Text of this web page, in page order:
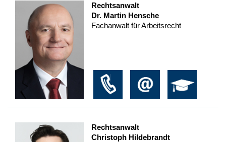
Rechtsanwalt
Dr. Martin Hensche
Fachanwalt für Arbeitsrecht
Rechtsanwalt
Christoph Hildebrandt